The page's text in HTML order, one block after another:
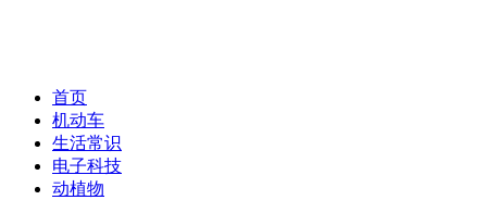
首页
机动车
生活常识
电子科技
动植物